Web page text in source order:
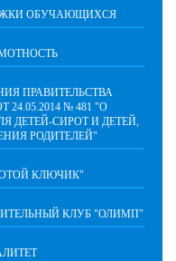
ОБУЧАЮЩИХСЯ
ПРАВИТЕЛЬСТВА
№ 481 "О
ДЕТЕЙ-СИРОТ И ДЕТЕЙ,
РОДИТЕЛЕЙ"
КЛЮЧИК"
КЛУБ "ОЛИМП"